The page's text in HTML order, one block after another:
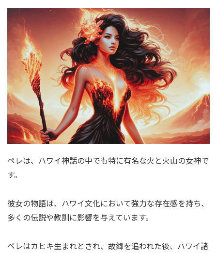
ペレは、ハワイ神話の中でも特に有名な火と火山の女神で
す。
彼女の物語は、ハワイ文化において強力な存在感を持ち、
多くの伝説や教訓に影響を与えています。
ペレはカヒキ生まれとされ、故郷を追われた後、ハワイ諸